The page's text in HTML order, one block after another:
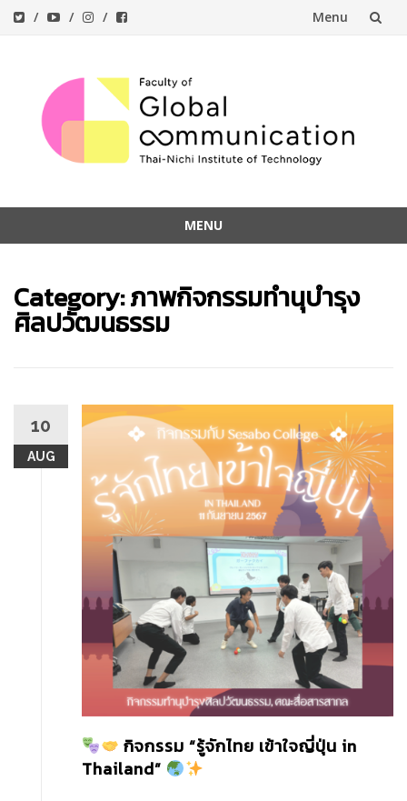
Menu
content
MENU
content
Category:ภาพกิจกรรมทำนุบำรุง
ศิลปวัฒนธรรม
10
AUG
กิจกรรม “รู้จักไทย เข้าใจญี่ปุ่น in
Thailand”